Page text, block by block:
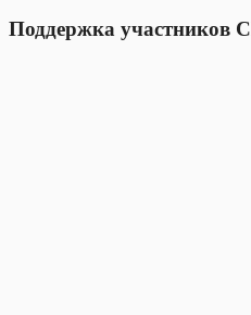
Поддержка участников